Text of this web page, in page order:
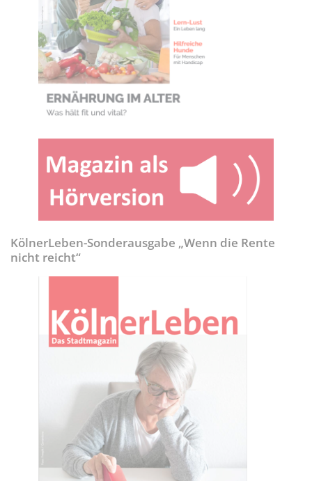
KölnerLeben-Sonderausgabe „Wenn die Rente
nicht reicht“